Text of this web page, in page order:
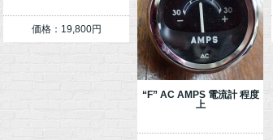
価格：19,800円
“F” AC AMPS 電流計 程度
上